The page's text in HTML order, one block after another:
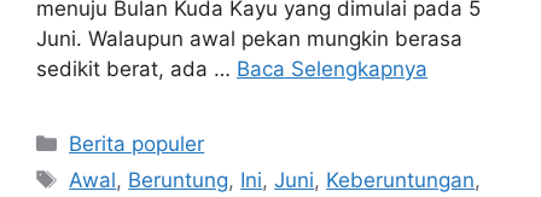
menuju Bulan Kuda Kayu yang dimulai pada 5
Juni. Walaupun awal pekan mungkin berasa
sedikit berat, ada … Baca Selengkapnya
Kategori
Berita populer
Tag
Awal, Beruntung, Ini,Juni, Keberuntungan,